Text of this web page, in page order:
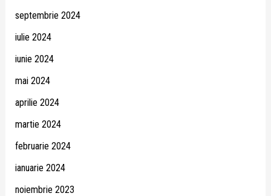
septembrie 2024
iulie 2024
iunie 2024
mai 2024
aprilie 2024
martie 2024
februarie 2024
ianuarie 2024
noiembrie 2023